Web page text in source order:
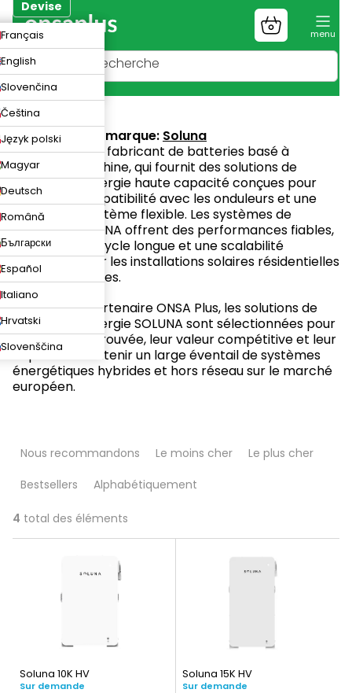
Aller
au
contenu
Devise
Français
English
Slovenčina
Čeština
Język polski
Magyar
Deutsch
Română
Български
Español
Italiano
Hrvatski
Slovenščina
Panier
d'achat
Soluna
Site web de la marque: Soluna
SOLUNAest un fabricant de batteries basé à
Shanghai, en Chine, qui fournit des solutions de
stockage d'énergie haute capacité conçues pour
une large compatibilité avec les onduleurs et une
intégration système flexible. Les systèmes de
batteries SOLUNA offrent des performances fiables,
une durée de cycle longue et une scalabilité
modulaire pour les installations solaires résidentielles
et commerciales.
En tant que partenaire ONSA Plus, les solutions de
stockage d'énergie SOLUNA sont sélectionnées pour
leur qualité éprouvée, leur valeur compétitive et leur
capacité à soutenir un large éventail de systèmes
énergétiques hybrides et hors réseau sur le marché
européen.
d
o
Nous recommandons Le moins cher
Le plus cher
Bestsellers
Alphabétiquement
4 total des éléments
e
Soluna 10K HV
Sur demande
Soluna 15K HV
Sur demande